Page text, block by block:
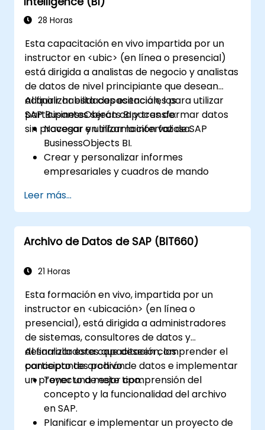
28 Horas
Esta capacitación en vivo impartida por un
instructor en <ubic> (en línea o presencial)
está dirigida a analistas de negocio y analistas
de datos de nivel principiante que desean
adquirir habilidades esenciales para utilizar
SAP BusinessObjects BI y transformar datos
sin procesar en información valiosa.
Al finalizar esta capacitación, los
participantes serán capaces de:
Navegar y utilizar la interfaz de SAP
BusinessObjects BI.
Crear y personalizar informes
empresariales y cuadros de mando
Realizar análisis ad-hoc utilizando
diversas herramientas de BI.
Utilizar funciones avanzadas para
explorar datos en profundidad.
Leer más...
Archivo de Datos de SAP (BIT660)
21 Horas
Esta formación en vivo, impartida por un
instructor en <ubicación> (en línea o
presencial), está dirigida a administradores
de sistemas, consultores de datos y
desarrolladores que deseen comprender el
concepto de archivo de datos e implementar
un proyecto de este tipo.
Al finalizar esta capacitación, los
participantes podrán:
Tener una mejor comprensión del
concepto y la funcionalidad del archivo
en SAP.
Planificar e implementar un proyecto de